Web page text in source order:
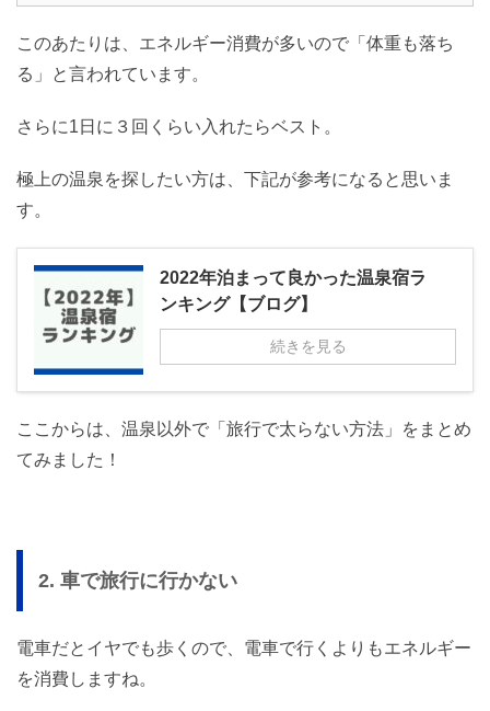
このあたりは、エネルギー消費が多いので「体重も落ち
る」と言われています。
さらに1日に３回くらい入れたらベスト。
極上の温泉を探したい方は、下記が参考になると思いま
す。
2022年泊まって良かった温泉宿ラ
ンキング【ブログ】
続きを見る
ここからは、温泉以外で「旅行で太らない方法」をまとめ
てみました！
2. 車で旅行に行かない
電車だとイヤでも歩くので、電車で行くよりもエネルギー
を消費しますね。